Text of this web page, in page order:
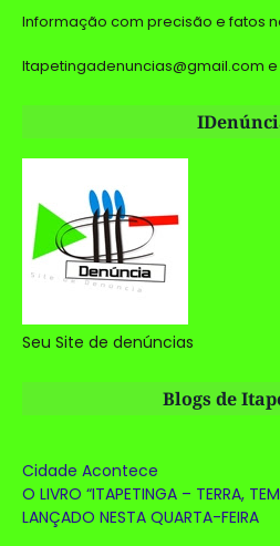
Informação com precisão e fatos
Itapetingadenuncias@gmail.com
Seu Site de denúncias
Blogs de
Cidade Acontece
O LIVRO “ITAPETINGA – TERRA,
LANÇADO NESTA QUARTA-FEIRA